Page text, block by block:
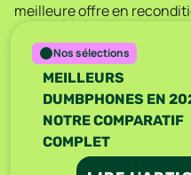
meilleure offre en
Nos sélections
MEILLEURS
DUMBPHONES EN
NOTRE COMPARATIF
COMPLET